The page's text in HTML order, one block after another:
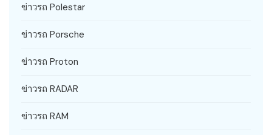
ข่าวรถ Polestar
ข่าวรถ Porsche
ข่าวรถ Proton
ข่าวรถ RADAR
ข่าวรถ RAM